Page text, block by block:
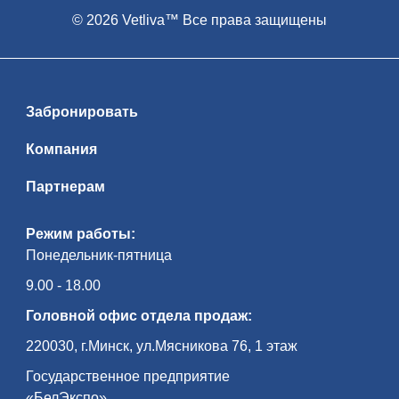
Режим работы:
Понедельник-пятница
9.00 - 18.00
Головной офис отдела продаж:
220030, г.Минск, ул.Мясникова 76, 1 этаж
Государственное предприятие
Забронировать
Компания
Партнерам
© 2026 Vetliva™ Все права защищены